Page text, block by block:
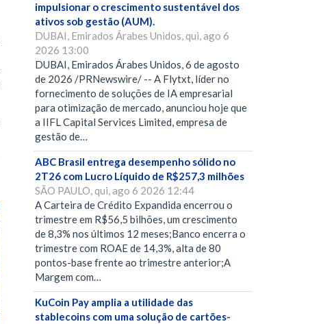
impulsionar o crescimento sustentável dos
ativos sob gestão (AUM).
DUBAI, Emirados Árabes Unidos, qui, ago 6
2026 13:00
DUBAI, Emirados Árabes Unidos, 6 de agosto
de 2026 /PRNewswire/ -- A Flytxt, líder no
fornecimento de soluções de IA empresarial
para otimização de mercado, anunciou hoje que
a IIFL Capital Services Limited, empresa de
gestão de…
ABC Brasil entrega desempenho sólido no
2T26 com Lucro Líquido de R$257,3 milhões
SÃO PAULO, qui, ago 6 2026 12:44
A Carteira de Crédito Expandida encerrou o
trimestre em R$56,5 bilhões, um crescimento
de 8,3% nos últimos 12 meses;Banco encerra o
trimestre com ROAE de 14,3%, alta de 80
pontos-base frente ao trimestre anterior;A
Margem com…
KuCoin Pay amplia a utilidade das
stablecoins com uma solução de cartões-